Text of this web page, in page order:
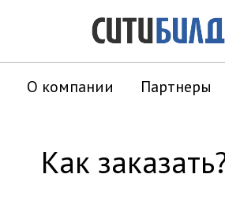
О компании Партнеры
Как